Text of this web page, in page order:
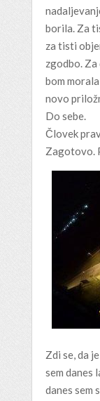
borila. Za
za tisti
zgodbo. Za
bom
novo
Do sebe.
Človek
Zagotovo.
Zdi se, da
sem danes
danes sem